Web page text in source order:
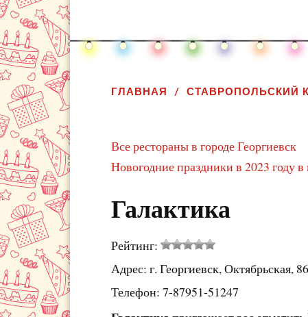
ГЛАВНАЯ СТАВРОПОЛЬСКИЙ
Все рестораны в городе Георгиевск
Новогодние праздники в 2023 году в
Галактика
Рейтинг:
Адрес: г. Георгиевск, Октябрьская, 86
Телефон: 7-87951-51247